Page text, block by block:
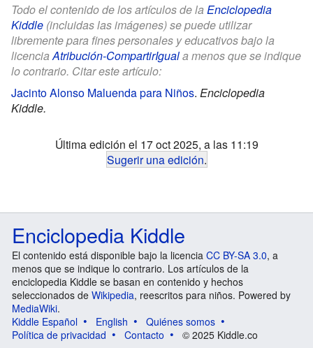
Todo el contenido de los artículos de la Enciclopedia
Kiddle (incluidas las imágenes) se puede utilizar
libremente para fines personales y educativos bajo la
licencia Atribución-CompartirIguala menos que se indique
lo contrario. Citar este artículo:
Jacinto Alonso Maluenda para Niños. Enciclopedia
Kiddle.
Última edición el 17 oct 2025, a las 11:19
Sugerir una edición.
Enciclopedia Kiddle
El contenido está disponible bajo la licencia CC BY-SA 3.0, a
menos que se indique lo contrario. Los artículos de la
enciclopedia Kiddle se basan en contenido y hechos
seleccionados de Wikipedia, reescritos para niños. Powered by
MediaWiki.
Kiddle Español
English
Quiénes somos
Política de privacidad
Contacto © 2025 Kiddle.co